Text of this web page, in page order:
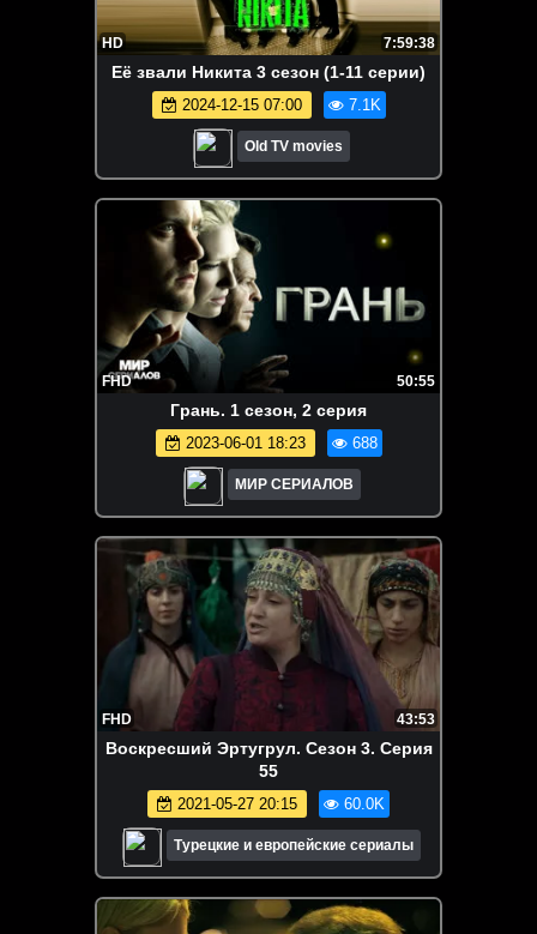
HD 7:59:38
Её звали Никита 3 сезон (1-11 серии)
2024-12-15 07:00 7.1K
Old TV movies
FHD 50:55
Гpaнь. 1 сезон, 2 серия
2023-06-01 18:23 688
МИР СЕРИАЛОВ
FHD 43:53
Воскресший Эртугрул. Сезон 3. Серия
55
2021-05-27 20:15 60.0K
Турецкие и европейские сериалы